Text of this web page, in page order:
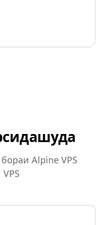
Alpine VPS